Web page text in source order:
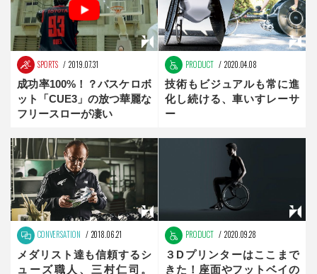
SPORTS 2019.07.31
成功率100%！？バスケロボ
ット「CUE3」の放つ華麗な
フリースローが凄い
PRODUCT 2020.04.08
技術もビジュアルも常に進
化し続ける、車いすレーサ
ー
CONVERSATION 2018.06.21
メダリスト達も信頼するシ
ューズ職人、三村仁司。
PRODUCT 2020.09.28
３Dプリンターはここまで
きた！座面やフットベイの